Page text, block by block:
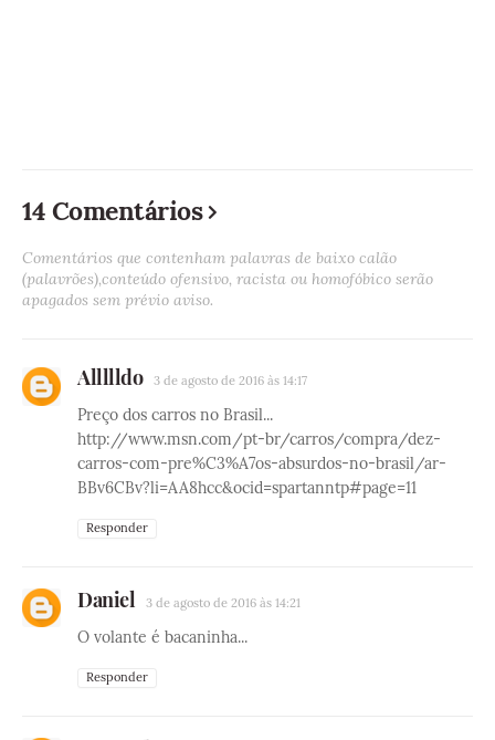
14 Comentários
Comentários que contenham palavras de baixo calão
(palavrões),conteúdo ofensivo, racista ou homofóbico serão
apagados sem prévio aviso.
Allllldo 3 de agosto de 2016 às 14:17
Preço dos carros no Brasil...
http://www.msn.com/pt-br/carros/compra/dez-
carros-com-pre%C3%A7os-absurdos-no-brasil/ar-
BBv6CBv?li=AA8hcc&ocid=spartanntp#page=11
Responder
Daniel 3 de agosto de 2016 às 14:21
O volante é bacaninha...
Responder